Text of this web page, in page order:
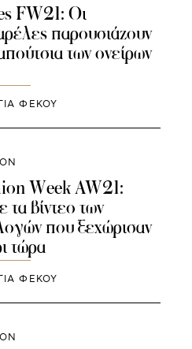
FW21: Οι
παρουσιάζουν
των ονείρων
ΦΕΚΟΥ
Week AW21:
τα βίντεο των
που ξεχώρισαν
τώρα
ΦΕΚΟΥ